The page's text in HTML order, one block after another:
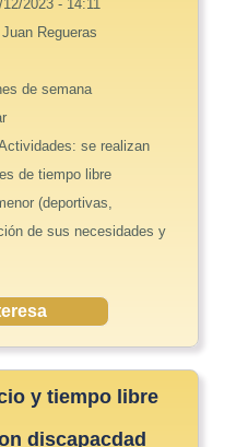
12/2023 - 14:11
Juan Regueras
de semana
se realizan
de tiempo libre
(deportivas,
de sus necesidades y
y tiempo libre
discapacdad